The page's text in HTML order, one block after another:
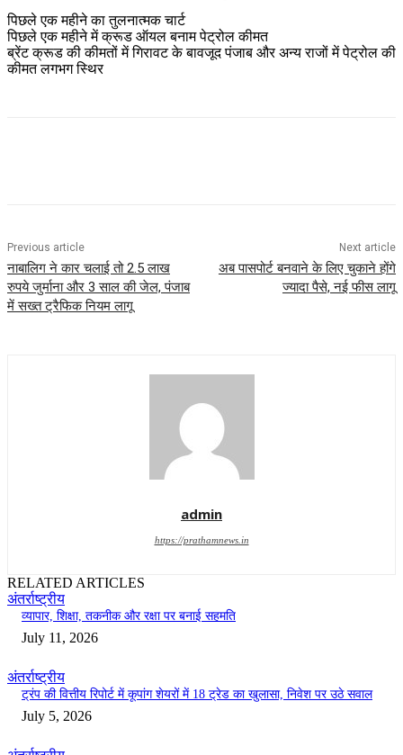
पिछले एक महीने का तुलनात्मक चार्ट
पिछले एक महीने में क्रूड ऑयल बनाम पेट्रोल कीमत
ब्रेंट क्रूड की कीमतों में गिरावट के बावजूद पंजाब और अन्य राजों में पेट्रोल की
कीमत लगभग स्थिर
Previous article
नाबालिग ने कार चलाई तो 2.5 लाख
रुपये जुर्माना और 3 साल की जेल, पंजाब
में सख्त ट्रैफिक नियम लागू
Next article
अब पासपोर्ट बनवाने के लिए चुकाने होंगे
ज्यादा पैसे, नई फीस लागू
admin
https://prathamnews.in
RELATED ARTICLES
अंतर्राष्ट्रीय
व्यापार, शिक्षा, तकनीक और रक्षा पर बनाई सहमति
July 11, 2026
अंतर्राष्ट्रीय
ट्रंप की वित्तीय रिपोर्ट में कूपांग शेयरों में 18 ट्रेड का खुलासा, निवेश पर उठे सवाल
July 5, 2026